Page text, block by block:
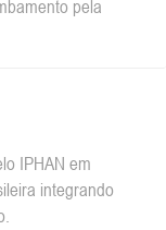
pela
IPHAN em
integrando